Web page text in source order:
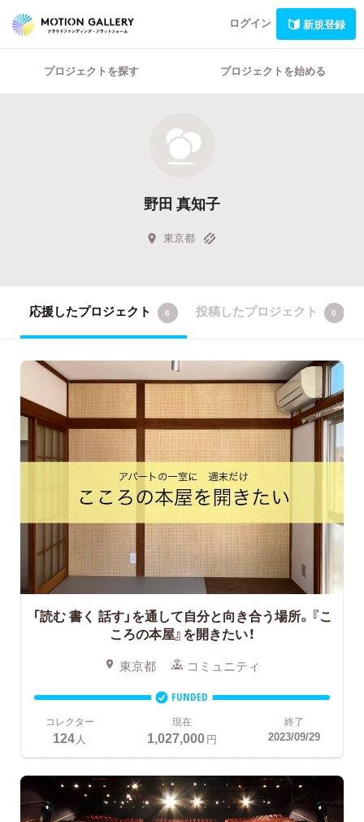
ログイン 新規登録
プロジェクトを探す プロジェクトを始める
野田 真知子
東京都
応援したプロジェクト 6 投稿したプロジェクト 0
「読む 書く 話す」を通して自分と向き合う場所。『こ
ころの本屋』を開きたい！
東京都 コミュニティ
FUNDED
コレクター
124 人
現在
1,027,000円
終了
2023/09/29